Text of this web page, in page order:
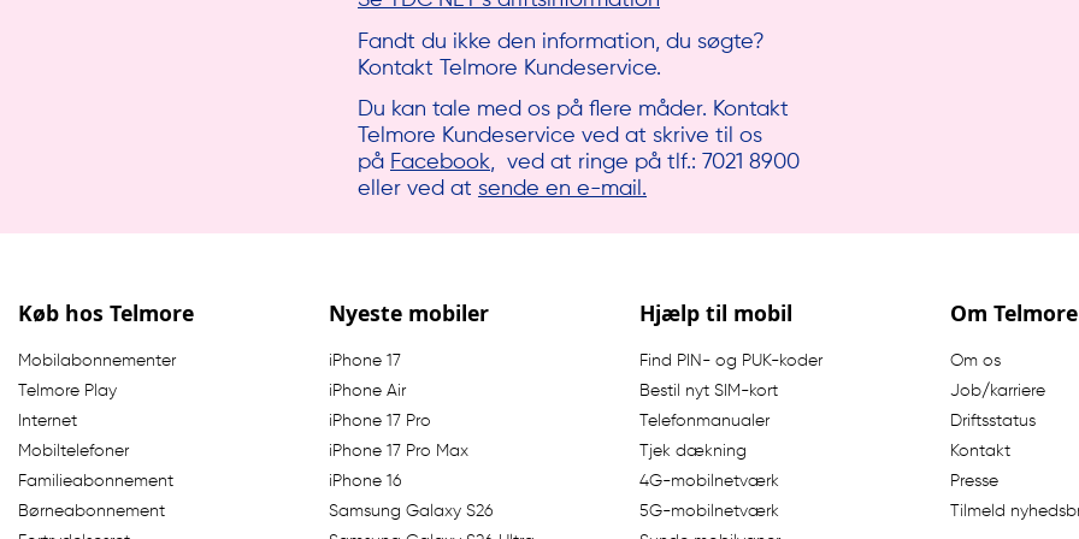
Fandt du ikke den information, du søgte?
Kontakt Telmore Kundeservice.
Du kan tale med os på flere måder. Kontakt
Telmore Kundeservice ved at skrive til os
på Facebook, ved at ringe på tlf.: 7021 8900
eller ved at sende en e-mail.
Køb hos Telmore
Mobilabonnementer
Telmore Play
Internet
Mobiltelefoner
Familieabonnement
Børneabonnement
Nyeste mobiler
iPhone 17
iPhone Air
iPhone 17 Pro
iPhone 17 Pro Max
iPhone 16
Samsung Galaxy S26
Hjælp til mobil
Find PIN- og PUK-koder
Bestil nyt SIM-kort
Telefonmanualer
Tjek dækning
4G-mobilnetværk
5G-mobilnetværk
Om Telmore
Om os
Job/karriere
Driftsstatus
Kontakt
Presse
Tilmeld